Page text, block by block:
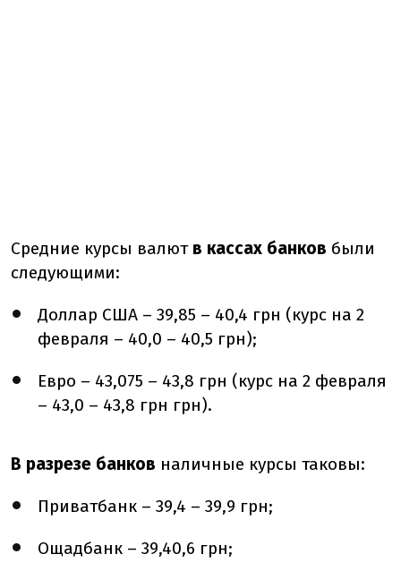
Средние курсы валют в кассах банков были
следующими:
Доллар США – 39,85 – 40,4 грн (курс на 2
февраля – 40,0 – 40,5 грн);
Евро – 43,075 – 43,8 грн (курс на 2 февраля
– 43,0 – 43,8 грн грн).
В разрезе банков наличные курсы таковы:
Приватбанк – 39,4 – 39,9 грн;
Ощадбанк – 39,40,6 грн;